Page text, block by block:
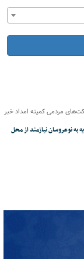
مردمی کمیته امداد خبر
جهیزیه به نوعروسان نیازمند از محل